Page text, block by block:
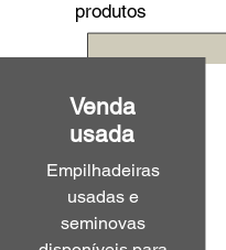
produtos
Venda
usada
Empilhadeiras
usadas e
seminovas